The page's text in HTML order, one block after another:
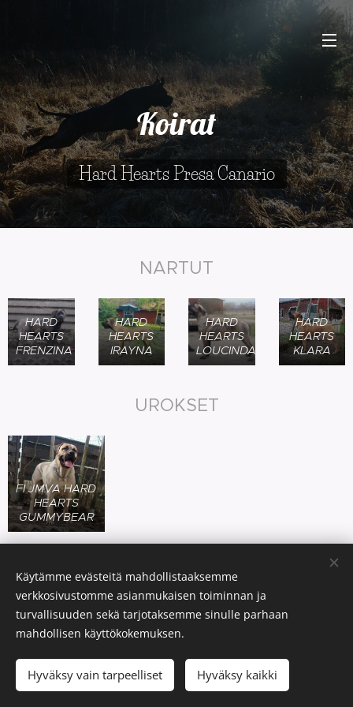
Koirat
Hard Hearts Presa Canario
NARTUT
HARD
HEARTS
FRENZINA
HARD
HEARTS
IRAYNA
HARD
HEARTS
LOUCINDA
HARD
HEARTS
KLARA
UROKSET
FI JMVA HARD
HEARTS
GUMMYBEAR
Evästeet
Käytämme evästeitä mahdollistaaksemme
verkkosivustomme asianmukaisen toiminnan ja
turvallisuuden sekä tarjotaksemme sinulle parhaan
mahdollisen käyttökokemuksen.
Hyväksy vain tarpeelliset Hyväksy kaikki